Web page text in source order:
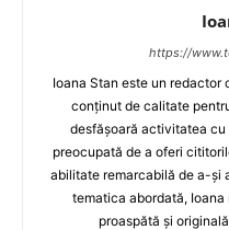
https://
Ioana Stan este un redactor
conținut de calitate
desfășoară activitatea cu
preocupată de a oferi
abilitate remarcabilă de a-și
tematica abordată,
proaspătă și